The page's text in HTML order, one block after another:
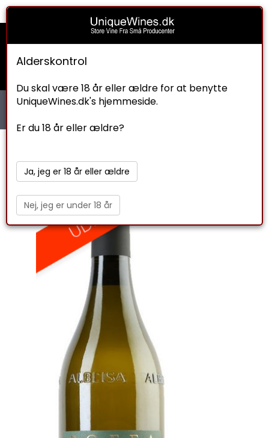
Indkøbskurv Check ud Om os
0
Alderskontrol
Du skal være 18 år eller ældre for at benytte
UniqueWines.dk's hjemmeside.
Er du 18 år eller ældre?
Ja, jeg er 18 år eller ældre
Nej, jeg er under 18 år